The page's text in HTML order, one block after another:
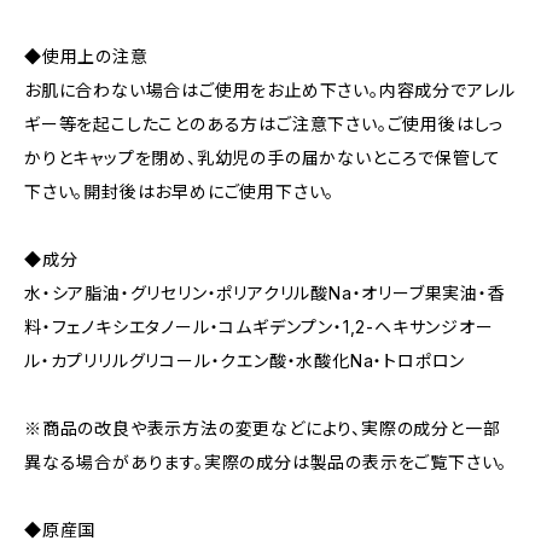
◆使用上の注意
お肌に合わない場合はご使用をお止め下さい。内容成分でアレル
ギー等を起こしたことのある方はご注意下さい。ご使用後はしっ
かりとキャップを閉め、乳幼児の手の届かないところで保管して
下さい。開封後はお早めにご使用下さい。
◆成分
水・シア脂油・グリセリン・ポリアクリル酸Na・オリーブ果実油・香
料・フェノキシエタノール・コムギデンプン・1,2-ヘキサンジオー
ル・カプリリルグリコール・クエン酸・水酸化Na・トロポロン
※商品の改良や表示方法の変更などにより、実際の成分と一部
異なる場合があります。実際の成分は製品の表示をご覧下さい。
◆原産国